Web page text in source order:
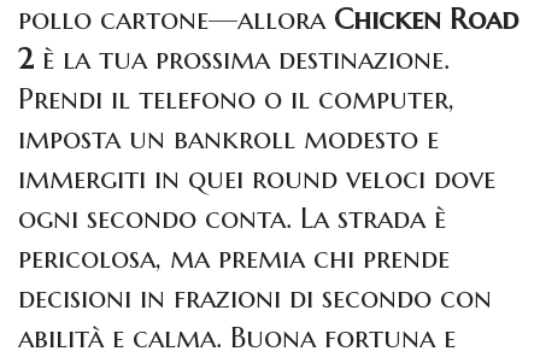
pollo cartone—allora Chicken Road
2 è la tua prossima destinazione.
Prendi il telefono o il computer,
imposta un bankroll modesto e
immergiti in quei round veloci dove
ogni secondo conta. La strada è
pericolosa, ma premia chi prende
decisioni in frazioni di secondo con
abilità e calma. Buona fortuna e